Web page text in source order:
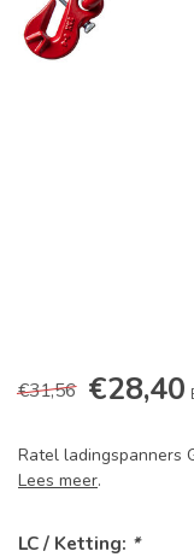
€31,56 €28,40
Ratel ladingspanners
Lees meer.
LC / Ketting: *